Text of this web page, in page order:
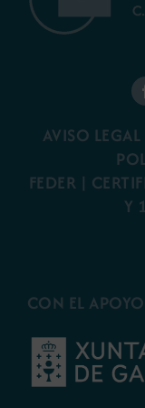
AVISO LEGAL
FEDER |
Y
CON EL